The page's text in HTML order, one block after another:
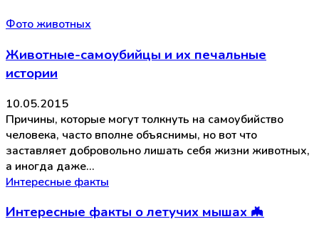
Фото животных
Животные-самоубийцы и их печальные
истории
10.05.2015
Причины, которые могут толкнуть на самоубийство
человека, часто вполне объяснимы, но вот что
заставляет добровольно лишать себя жизни животных,
а иногда даже…
Интересные факты
Интересные факты о летучих мышах 🦇